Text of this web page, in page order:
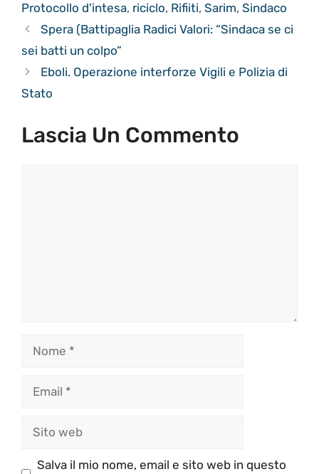
Protocollo d'intesa, riciclo, Rifiiti, Sarim, Sindaco
Spera (Battipaglia Radici Valori: “Sindaca se ci
sei batti un colpo”
Eboli. Operazione interforze Vigili e Polizia di
Stato
Lascia Un Commento
web
Salva il mio nome, email e sito web in questo